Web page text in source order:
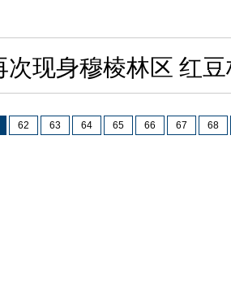
次现身穆棱林区 红
62 63 64 65 66 67 68